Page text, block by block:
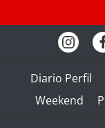
Diario Perfil
Weekend